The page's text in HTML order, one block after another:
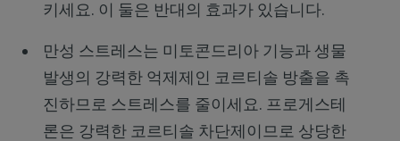
키세요. 이 둘은 반대의 효과가 있습니다.
만성 스트레스는 미토콘드리아 기능과 생물
발생의 강력한 억제제인 코르티솔 방출을 촉
진하므로 스트레스를 줄이세요. 프로게스테
론은 강력한 코르티솔 차단제이므로 상당한